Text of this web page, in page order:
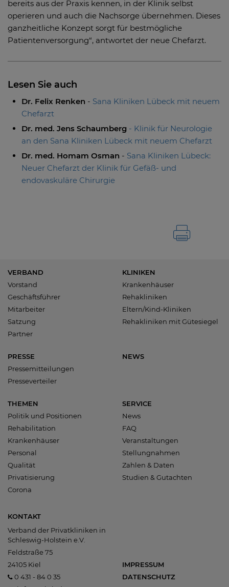
bereits aus der Praxis kennen, in der Klinik selbst
operieren und auch die Nachsorge übernehmen. Dieses
ganzheitliche Konzept sorgt für bestmögliche
Patientenversorgung“, antwortet der neue Chefarzt.
Lesen Sie auch
Dr. Felix Renken - Sana Kliniken Lübeck mit neuem
Chefarzt
Dr. med. Jens Schaumberg - Klinik für Neurologie
an den Sana Kliniken Lübeck mit neuem Chefarzt
Dr. med. Homam Osman - Sana Kliniken Lübeck:
Neuer Chefarzt der Klinik für Gefäß- und
endovaskuläre Chirurgie
VERBAND
Vorstand
Geschäftsführer
Mitarbeiter
Satzung
Partner
KLINIKEN
Krankenhäuser
Rehakliniken
Eltern/Kind-Kliniken
Rehakliniken mit Gütesiegel
PRESSE
Pressemitteilungen
Presseverteiler
NEWS
THEMEN
Politik und Positionen
Rehabilitation
Krankenhäuser
Personal
Qualität
Privatisierung
Corona
SERVICE
News
FAQ
Veranstaltungen
Stellungnahmen
Zahlen & Daten
Studien & Gutachten
KONTAKT
Verband der Privatkliniken in
Schleswig-Holstein e.V.
Feldstraße 75
24105 Kiel
0 431 - 84 0 35
IMPRESSUM
DATENSCHUTZ